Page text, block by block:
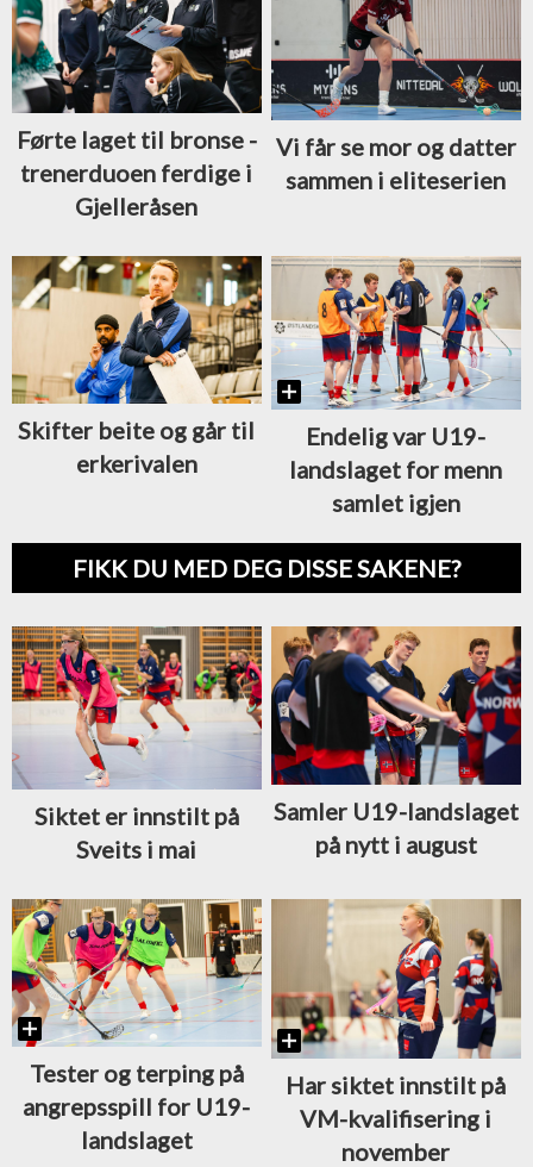
Førte laget til bronse -
trenerduoen ferdige i
Gjelleråsen
Vi får se mor og datter
sammen i eliteserien
Skifter beite og går til
erkerivalen
Endelig var U19-
landslaget for menn
samlet igjen
FIKK DU MED DEG DISSE SAKENE?
Siktet er innstilt på
Sveits i mai
Samler U19-landslaget
på nytt i august
Tester og terping på
angrepsspill for U19-
landslaget
Har siktet innstilt på
VM-kvalifisering i
november